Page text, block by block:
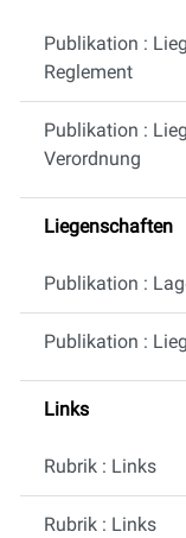
Publikation :
Reglement
Publikation :
Verordnung
Liegenschaften
Publikation :
Publikation :
Links
Rubrik : Links
Rubrik : Links